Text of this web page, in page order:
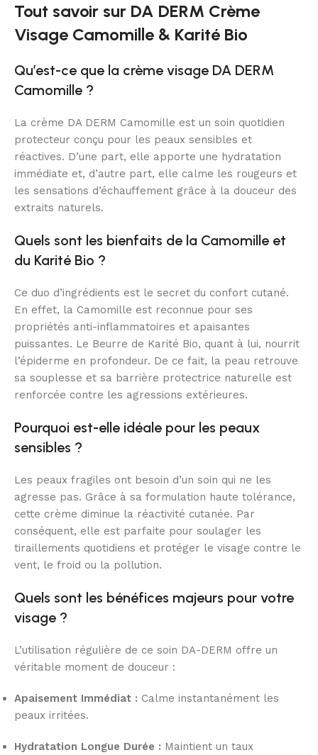
Tout savoir sur DA DERM Crème
Visage Camomille & Karité Bio
Qu’est-ce que la crème visage DA DERM
Camomille ?
La crème DA DERM Camomille est un soin quotidien
protecteur conçu pour les peaux sensibles et
réactives. D’une part, elle apporte une hydratation
immédiate et, d’autre part, elle calme les rougeurs et
les sensations d’échauffement grâce à la douceur des
extraits naturels.
Quels sont les bienfaits de la Camomille et
du Karité Bio ?
Ce duo d’ingrédients est le secret du confort cutané.
En effet, la Camomille est reconnue pour ses
propriétés anti-inflammatoires et apaisantes
puissantes. Le Beurre de Karité Bio, quant à lui, nourrit
l’épiderme en profondeur. De ce fait, la peau retrouve
sa souplesse et sa barrière protectrice naturelle est
renforcée contre les agressions extérieures.
Pourquoi est-elle idéale pour les peaux
sensibles ?
Les peaux fragiles ont besoin d’un soin qui ne les
agresse pas. Grâce à sa formulation haute tolérance,
cette crème diminue la réactivité cutanée. Par
conséquent, elle est parfaite pour soulager les
tiraillements quotidiens et protéger le visage contre le
vent, le froid ou la pollution.
Quels sont les bénéfices majeurs pour votre
visage ?
L’utilisation régulière de ce soin DA-DERM offre un
véritable moment de douceur :
Apaisement Immédiat : Calme instantanément les
peaux irritées.
Hydratation Longue Durée : Maintient un taux